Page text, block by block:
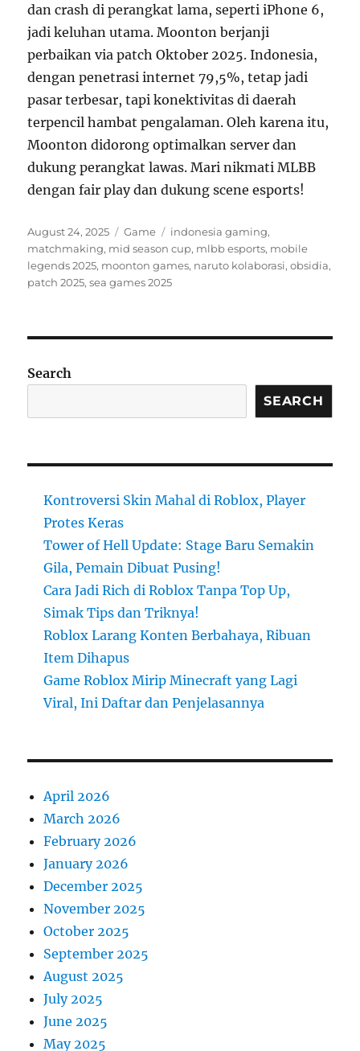
dan crash di perangkat lama, seperti iPhone 6,
jadi keluhan utama. Moonton berjanji
perbaikan via patch Oktober 2025. Indonesia,
dengan penetrasi internet 79,5%, tetap jadi
pasar terbesar, tapi konektivitas di daerah
terpencil hambat pengalaman. Oleh karena itu,
Moonton didorong optimalkan server dan
dukung perangkat lawas. Mari nikmati MLBB
dengan fair play dan dukung scene esports!
Posted
on
August 24, 2025 Categories
Game Tags
indonesia gaming,
matchmaking, mid season cup, mlbb esports, mobile
legends 2025, moonton games, naruto kolaborasi,obsidia,
patch 2025,sea games 2025
Search
SEARCH
Kontroversi Skin Mahal di Roblox, Player
Protes Keras
Tower of Hell Update: Stage Baru Semakin
Gila, Pemain Dibuat Pusing!
Cara Jadi Rich di Roblox Tanpa Top Up,
Simak Tips dan Triknya!
Roblox Larang Konten Berbahaya, Ribuan
Item Dihapus
Game Roblox Mirip Minecraft yang Lagi
Viral, Ini Daftar dan Penjelasannya
April 2026
March 2026
February 2026
January 2026
December 2025
November 2025
October 2025
September 2025
August 2025
July 2025
June 2025
May 2025